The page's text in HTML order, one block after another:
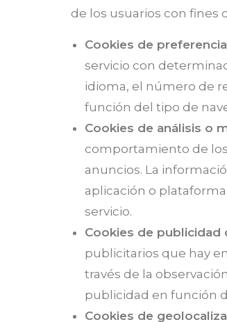
de los usuarios con
Cookies de
servicio con
idioma, el número de
función del tipo de
Cookies de análisis o
comportamiento de
anuncios. La
aplicación o
servicio.
Cookies de
publicitarios que hay
través de la
publicidad en función
Cookies de